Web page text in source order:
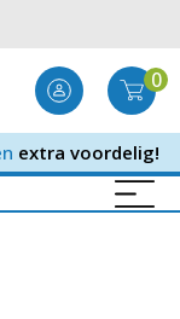
0
extra voordelig!